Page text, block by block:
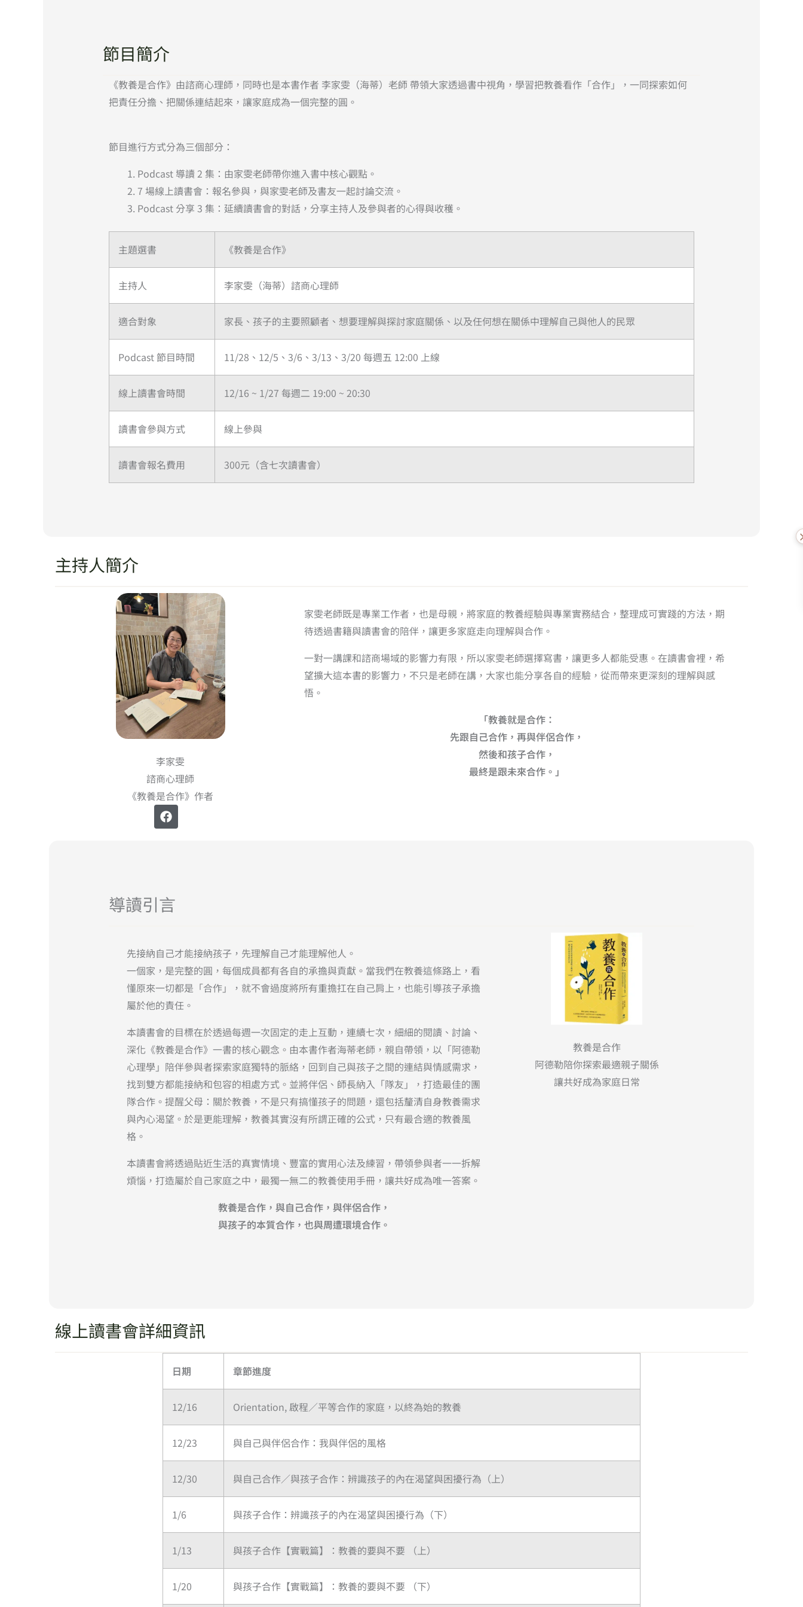
節目簡介
《教養是合作》由諮商心理師，同時也是本書作者 李家雯（海蒂）老師 帶領大家透過書中視角，學習把教養看作「合作」，一同探索如何
把責任分擔、把關係連結起來，讓家庭成為一個完整的圓。
節目進行方式分為三個部分：
Podcast 導讀 2 集：由家雯老師帶你進入書中核心觀點。
7 場線上讀書會：報名參與，與家雯老師及書友一起討論交流。
Podcast 分享 3 集：延續讀書會的對話，分享主持人及參與者的心得與收穫。
主題選書 《教養是合作》
主持人 李家雯（海蒂）諮商心理師
適合對象 家長、孩子的主要照顧者、想要理解與探討家庭關係、以及任何想在關係中理解自己與他人的民眾
Podcast 節目時間 11/28、12/5、3/6、3/13、3/20 每週五 12:00 上線
線上讀書會時間 12/16 ~ 1/27 每週二 19:00 ~ 20:30
讀書會參與方式 線上參與
讀書會報名費用 300元（含七次讀書會）
主持人簡介
李家雯
諮商心理師
《教養是合作》作者
F
a
c
k
家雯老師既是專業工作者，也是母親，將家庭的教養經驗與專業實務結合，整理成可實踐的方法，期
待透過書籍與讀書會的陪伴，讓更多家庭走向理解與合作。
一對一講課和諮商場域的影響力有限，所以家雯老師選擇寫書，讓更多人都能受惠。在讀書會裡，希
望擴大這本書的影響力，不只是老師在講，大家也能分享各自的經驗，從而帶來更深刻的理解與感
悟。
「教養就是合作：
先跟自己合作，再與伴侶合作，
然後和孩子合作，
最終是跟未來合作。」
導讀引言
先接納自己才能接納孩子，先理解自己才能理解他人。
一個家，是完整的圓，每個成員都有各自的承擔與貢獻。當我們在教養這條路上，看
懂原來一切都是「合作」，就不會過度將所有重擔扛在自己肩上，也能引導孩子承擔
屬於他的責任。
本讀書會的目標在於透過每週一次固定的走上互動，連續七次，細細的閱讀、討論、
深化《教養是合作》一書的核心觀念。由本書作者海蒂老師，親自帶領，以「阿德勒
心理學」陪伴參與者探索家庭獨特的脈絡，回到自己與孩子之間的連結與情感需求，
找到雙方都能接納和包容的相處方式。並將伴侶、師長納入「隊友」，打造最佳的團
隊合作。提醒父母：關於教養，不是只有搞懂孩子的問題，還包括釐清自身教養需求
與內心渴望。於是更能理解，教養其實沒有所謂正確的公式，只有最合適的教養風
格。
本讀書會將透過貼近生活的真實情境、豐富的實用心法及練習，帶領參與者一一拆解
煩惱，打造屬於自己家庭之中，最獨一無二的教養使用手冊，讓共好成為唯一答案。
教養是合作，與自己合作，與伴侶合作，
與孩子的本質合作，也與周遭環境合作。
教養是合作
阿德勒陪你探索最適親子關係
讓共好成為家庭日常
線上讀書會詳細資訊
日期 章節進度
12/16 Orientation, 啟程／平等合作的家庭，以終為始的教養
12/23 與自己與伴侶合作：我與伴侶的風格
12/30 與自己合作／與孩子合作：辨識孩子的內在渴望與困擾行為（上）
1/6 與孩子合作：辨識孩子的內在渴望與困擾行為（下）
1/13 與孩子合作【實戰篇】：教養的要與不要 （上）
1/20 與孩子合作【實戰篇】：教養的要與不要 （下）